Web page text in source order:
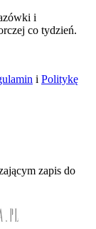
i
co tydzień.
i Politykę
zapis do